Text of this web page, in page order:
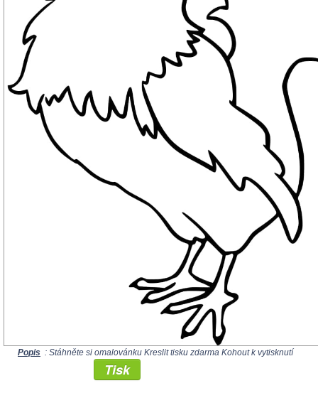
Popis : Stáhněte si omalovánku Kreslit tisku zdarma Kohout k vytisknutí
Tisk